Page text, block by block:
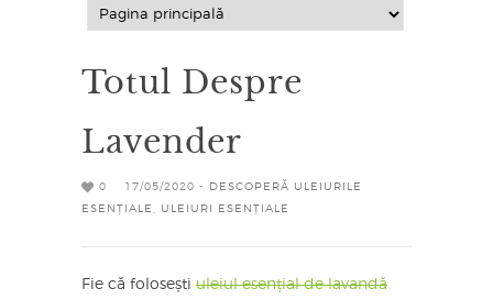
Totul Despre
Lavender
0 17/05/2020 -
DESCOPERĂ ULEIURILE
ESENȚIALE
ULEIURI ESENȚIALE
Fie că folosești uleiul esențial de lavandă